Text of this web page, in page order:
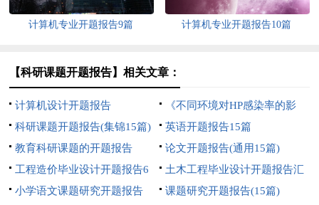
计算机专业开题报告9篇 计算机专业开题报告10篇
【科研课题开题报告】相关文章：
计算机设计开题报告
《不同环境对HP感染率的影
响》课题开题报告
科研课题开题报告(集锦15篇)
英语开题报告15篇
教育科研课题的开题报告
论文开题报告(通用15篇)
工程造价毕业设计开题报告6
篇
土木工程毕业设计开题报告汇
编14篇
小学语文课题研究开题报告
课题研究开题报告(15篇)